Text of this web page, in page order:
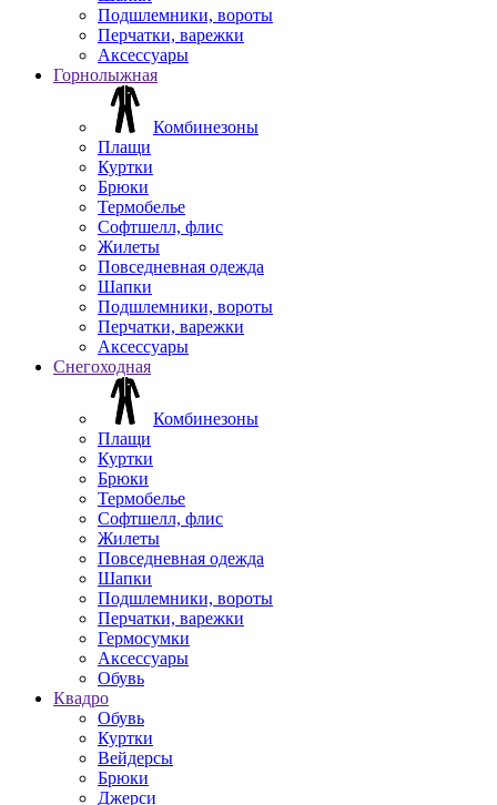
Подшлемники, вороты
Перчатки, варежки
Аксессуары
Горнолыжная
Комбинезоны
Плащи
Куртки
Брюки
Термобелье
Софтшелл, флис
Жилеты
Повседневная одежда
Шапки
Подшлемники, вороты
Перчатки, варежки
Аксессуары
Снегоходная
Комбинезоны
Плащи
Куртки
Брюки
Термобелье
Софтшелл, флис
Жилеты
Повседневная одежда
Шапки
Подшлемники, вороты
Перчатки, варежки
Гермосумки
Аксессуары
Обувь
Квадро
Обувь
Куртки
Вейдерсы
Брюки
Джерси